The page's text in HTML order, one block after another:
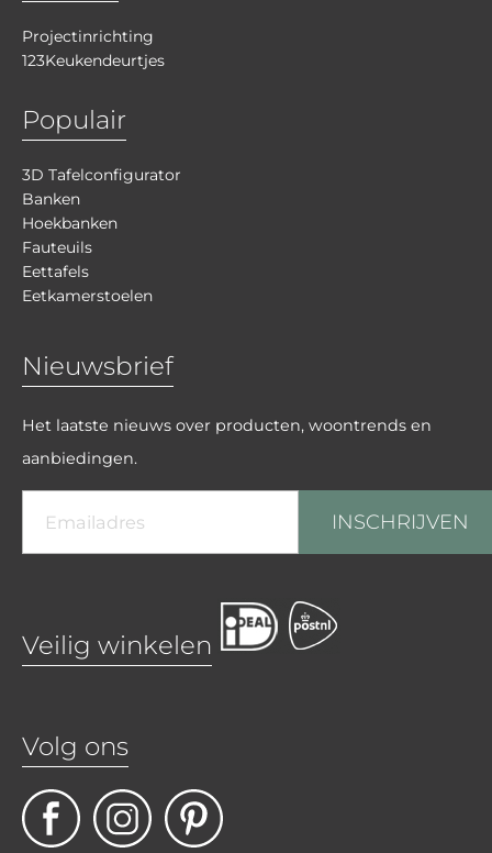
Projectinrichting
123Keukendeurtjes
Populair
3D Tafelconfigurator
Banken
Hoekbanken
Fauteuils
Eettafels
Eetkamerstoelen
Nieuwsbrief
Het laatste nieuws over producten, woontrends en
aanbiedingen.
INSCHRIJVEN
Veilig winkelen
Volg ons